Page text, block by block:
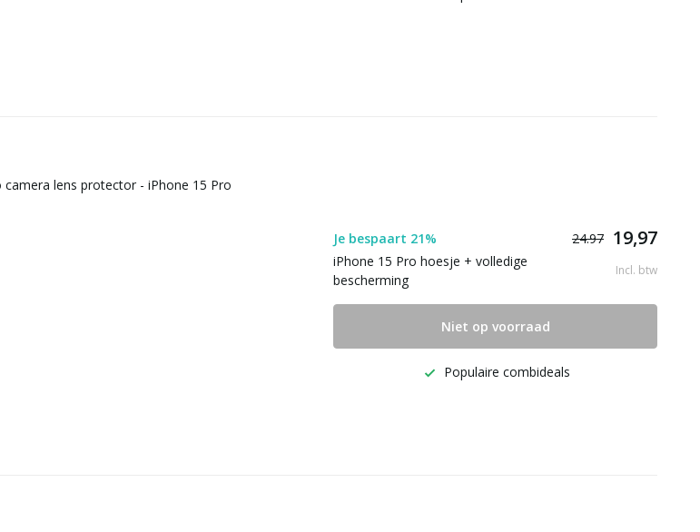
camera lens protector - iPhone 15 Pro
Je bespaart 21% 24.97 19,97
iPhone 15 Pro hoesje + volledige
bescherming
Incl. btw
Niet op voorraad
Populaire combideals